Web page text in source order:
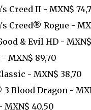
Creed II - MXN$
Creed® Rogue -
& Evil HD -
MXN$ 89,70
- MXN$ 38,70
Blood Dragon -
MXN$ 40,50